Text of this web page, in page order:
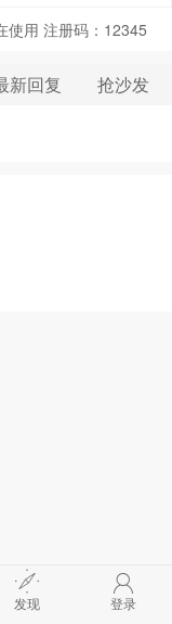
使用 注册码：12345
新回复 抢沙发
发现 登录